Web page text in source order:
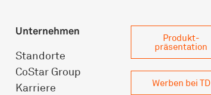
Unternehmen
Standorte
CoStar Group
Karriere
Produkt­
präsentation
Werben bei TD